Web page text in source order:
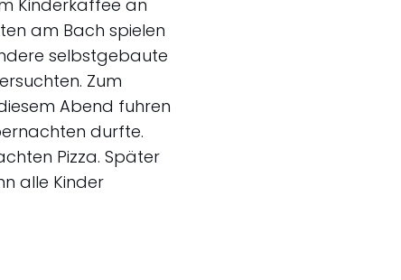
Kinderkaffee an
am Bach spielen
selbstgebaute
Zum
Abend fuhren
durfte.
Pizza. Später
alle Kinder